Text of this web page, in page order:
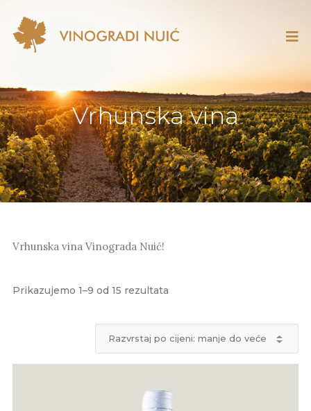
Vrhunska vina
Vrhunska vina Vinograda Nuić!
Prikazujemo 1–9 od 15 rezultata